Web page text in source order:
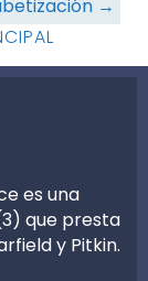
→
es una
que presta
y Pitkin.